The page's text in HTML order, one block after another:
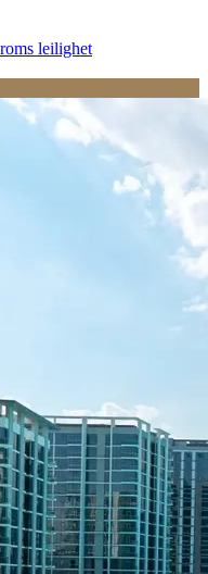
leilighet